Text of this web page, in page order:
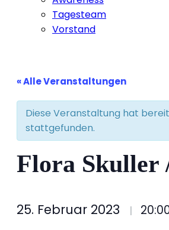
Tagesteam
Vorstand
« Alle Veranstaltungen
Diese Veranstaltung hat
stattgefunden.
Flora Skuller
25. Februar 2023